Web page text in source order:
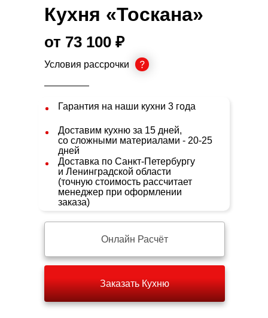
Кухня «Тоскана»
от 73 100 ₽
Онлайн Расчёт
Заказать Кухню
Условия рассрочки
Доставим кухню за 15 дней,
со сложными материалами - 20-25
дней
Доставка по Санкт-Петербургу
и Ленинградской области
(точную стоимость рассчитает
менеджер при оформлении
заказа)
Гарантия на наши кухни 3 года